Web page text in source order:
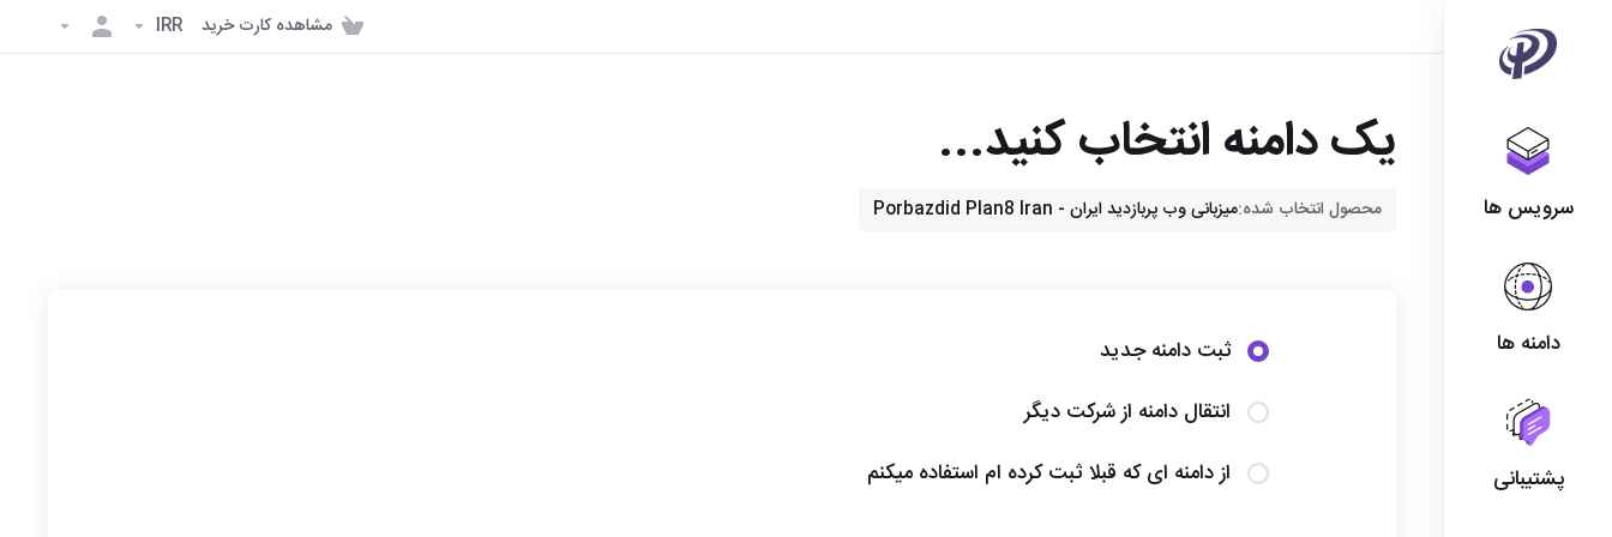
سرویس ها
دامنه ها
پشتیبانی
مشاهده کارت خرید IRR
یک دامنه انتخاب کنید...
محصول انتخاب شده:میزبانی وب پربازدید ایران - Porbazdid Plan8 Iran
ثبت دامنه جدید
انتقال دامنه از شرکت دیگر
از دامنه ای که قبلا ثبت کرده ام استفاده میکنم